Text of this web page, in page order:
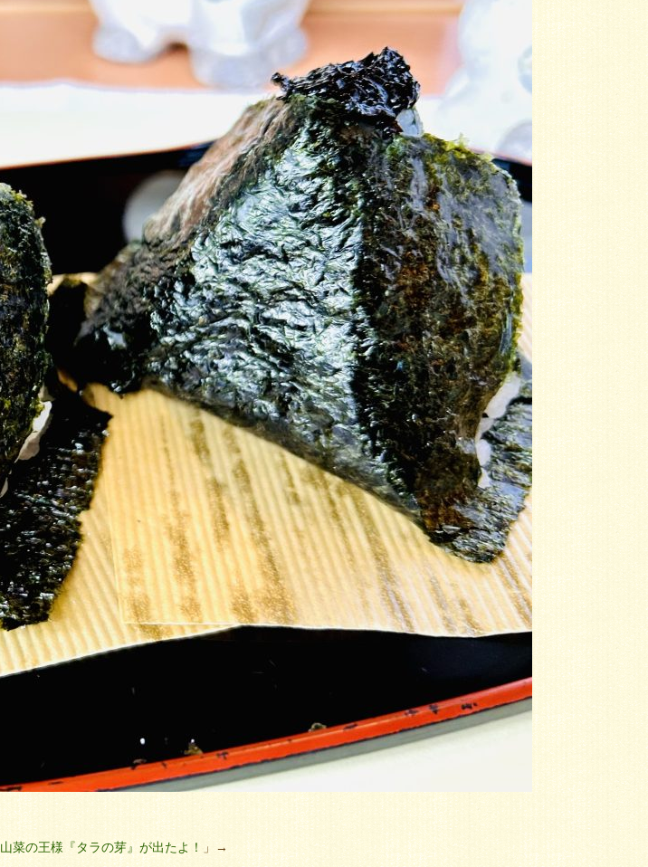
山菜の王様『タラの芽』が出たよ！ 」→